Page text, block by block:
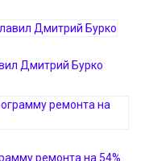
Дмитрий Бурко
ремонта на 54%